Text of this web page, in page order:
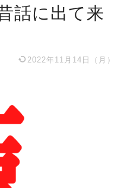
話に出て来
2022年11月14日（月）